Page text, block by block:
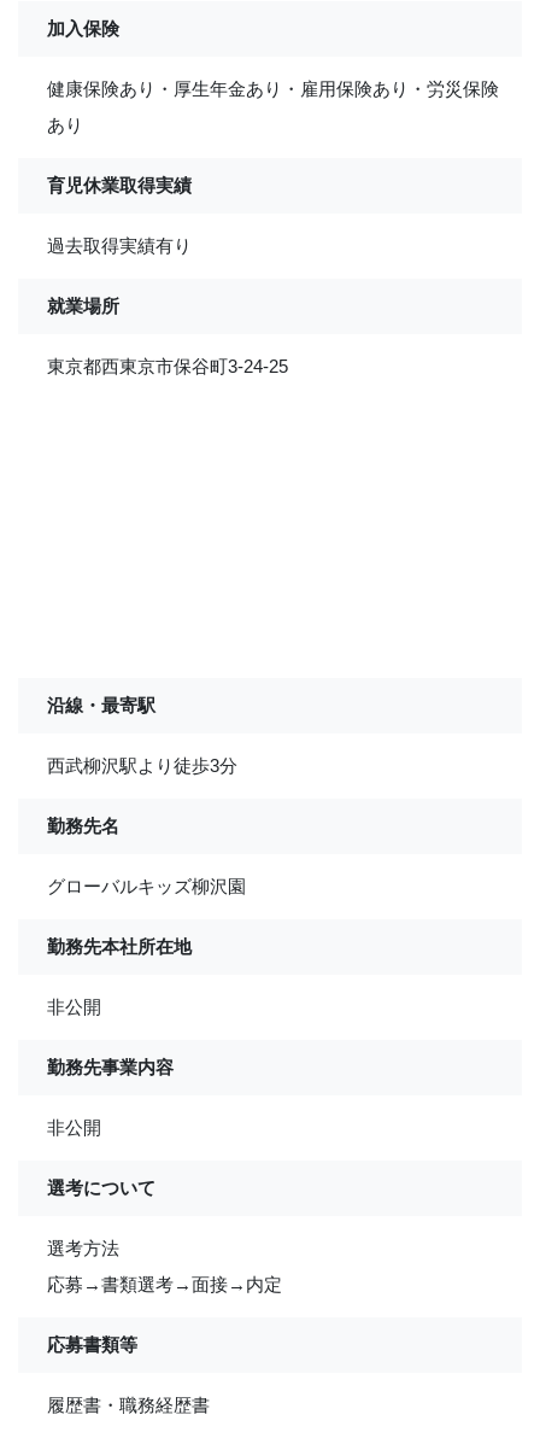
加入保険
健康保険あり・厚生年金あり・雇用保険あり・労災保険
あり
育児休業取得実績
過去取得実績有り
就業場所
東京都西東京市保谷町3-24-25
沿線・最寄駅
西武柳沢駅より徒歩3分
勤務先名
グローバルキッズ柳沢園
勤務先本社所在地
非公開
勤務先事業内容
非公開
選考について
選考方法
応募→書類選考→面接→内定
応募書類等
履歴書・職務経歴書